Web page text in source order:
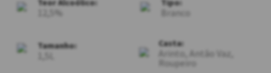
Teor Alcoólico: Tipo:
Branco
Tamanho: Casta:
Arinto, Antão Vaz,
Roupeiro